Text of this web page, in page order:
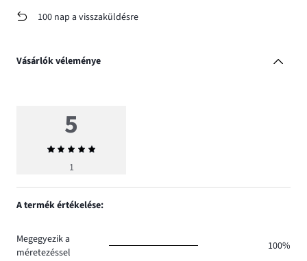
100 nap a visszaküldésre
Vásárlók véleménye
5
Átlagos
értékelés
1
A termék értékelése:
Megegyezik a
méretezéssel
100%